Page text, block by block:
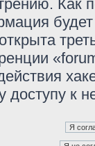
Как
доступу к